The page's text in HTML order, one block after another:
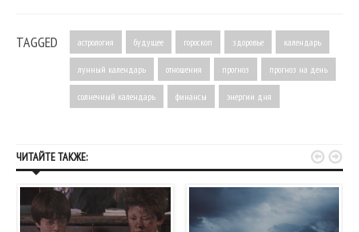
TAGGED астрология будущее гороскоп здоровье календарь
лунный календарь отношения прогноз прогноз на день
солнечный календарь финансы энергии дня
ЧИТАЙТЕ ТАКЖЕ:  